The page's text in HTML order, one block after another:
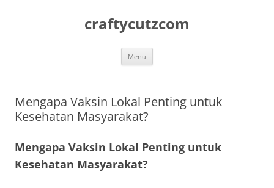
craftycutzcom
Menu
Mengapa Vaksin Lokal Penting untuk
Kesehatan Masyarakat?
Mengapa Vaksin Lokal Penting untuk
Kesehatan Masyarakat?